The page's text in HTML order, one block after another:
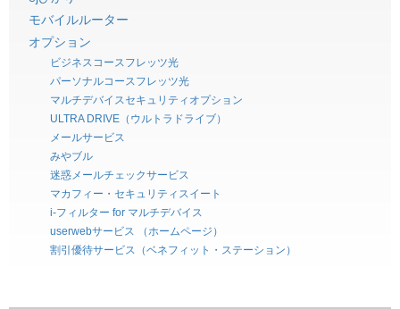
モバイルルーター
オプション
ビジネスコースフレッツ光
パーソナルコースフレッツ光
マルチデバイスセキュリティオプション
ULTRA DRIVE（ウルトラドライブ）
メールサービス
みやブル
迷惑メールチェックサービス
マカフィー・セキュリティスイート
i-フィルター for マルチデバイス
userwebサービス （ホームページ）
割引優待サービス（ベネフィット・ステーション）